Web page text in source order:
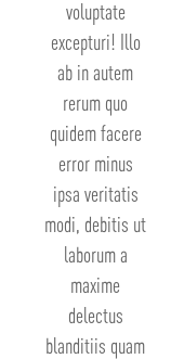
voluptate
excepturi! Illo
ab in autem
rerum quo
quidem facere
error minus
ipsa veritatis
modi, debitis ut
laborum a
maxime
delectus
blanditiis quam